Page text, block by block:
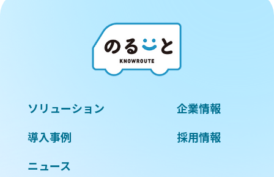
ソリューション
導入事例
ニュース
企業情報
採用情報